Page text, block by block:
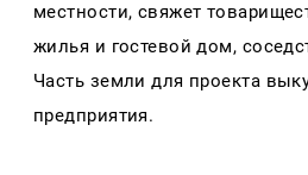
местности, свяжет
жилья и гостевой дом,
Часть земли для проекта
предприятия.